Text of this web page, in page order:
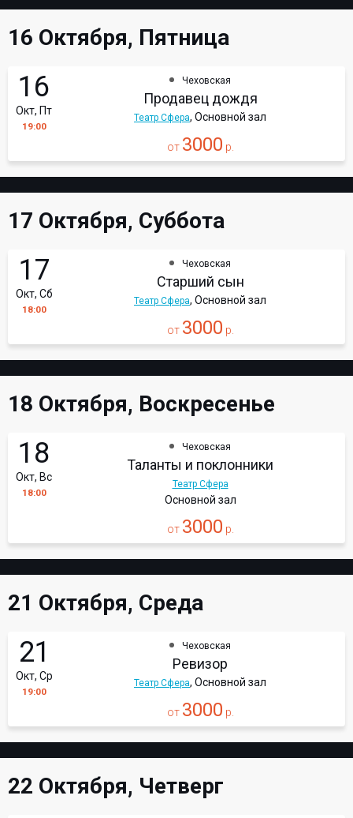
16 Октября, Пятница
16
Окт, Пт
19:00
Чеховская
Продавец дождя
Театр Сфера, Основной зал
от 3000 р.
17 Октября, Суббота
17
Окт, Сб
18:00
Чеховская
Старший сын
Театр Сфера, Основной зал
от 3000 р.
18 Октября, Воскресенье
18
Окт, Вс
18:00
Чеховская
Таланты и поклонники
Театр Сфера
Основной зал
от 3000 р.
21 Октября, Среда
21
Окт, Ср
19:00
Чеховская
Ревизор
Театр Сфера, Основной зал
от 3000 р.
22 Октября, Четверг